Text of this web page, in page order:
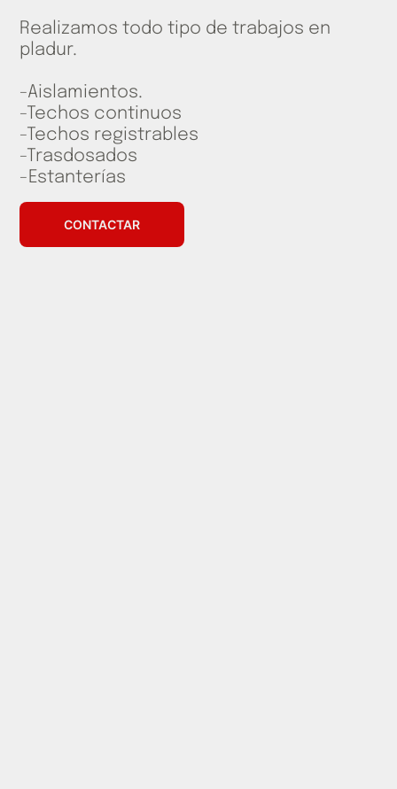
Realizamos todo tipo de trabajos en
pladur.
-Aislamientos.
-Techos continuos
-Techos registrables
-Trasdosados
-Estanterías
CONTACTAR